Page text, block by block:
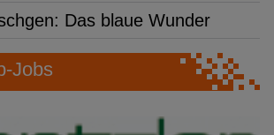
Das blaue Wunder
Jobs